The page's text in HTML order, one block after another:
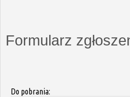
Formularz
Do pobrania: